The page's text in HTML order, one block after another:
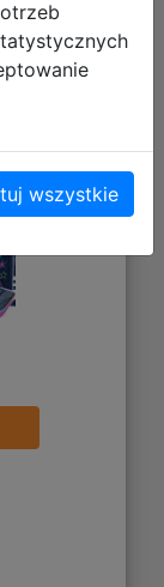
+
wszystkie